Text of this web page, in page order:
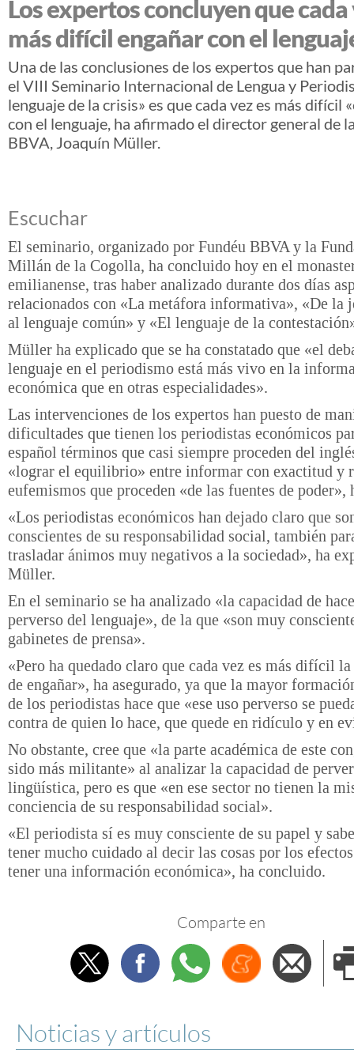
Los expertos concluyen que cada
más difícil engañar con el
Una de las conclusiones de los expertos que han
el VIII Seminario Internacional de Lengua y
lenguaje de la crisis» es que cada vez es más difícil
con el lenguaje, ha afirmado el director general de
BBVA, Joaquín Müller.
Escuchar
El seminario, organizado por Fundéu BBVA y la
Millán de la Cogolla, ha concluido hoy en el
emilianense, tras haber analizado durante dos días
relacionados con «La metáfora informativa», «De la
al lenguaje común» y «El lenguaje de la
Müller ha explicado que se ha constatado que «el
lenguaje en el periodismo está más vivo en la
económica que en otras especialidades».
Las intervenciones de los expertos han puesto de
dificultades que tienen los periodistas económicos
español términos que casi siempre proceden del
«lograr el equilibrio» entre informar con exactitud y
eufemismos que proceden «de las fuentes de poder»,
«Los periodistas económicos han dejado claro que
conscientes de su responsabilidad social, también
trasladar ánimos muy negativos a la sociedad», ha
Müller.
En el seminario se ha analizado «la capacidad de
perverso del lenguaje», de la que «son muy
gabinetes de prensa».
«Pero ha quedado claro que cada vez es más difícil
de engañar», ha asegurado, ya que la mayor
de los periodistas hace que «ese uso perverso se
contra de quien lo hace, que quede en ridículo y en
No obstante, cree que «la parte académica de este
sido más militante» al analizar la capacidad de
lingüística, pero es que «en ese sector no tienen la
conciencia de su responsabilidad social».
«El periodista sí es muy consciente de su papel y
tener mucho cuidado al decir las cosas por los
tener una información económica», ha concluido.
Comparte en
TwitterFacebookWhatsappMenéame
Noticias y artículos